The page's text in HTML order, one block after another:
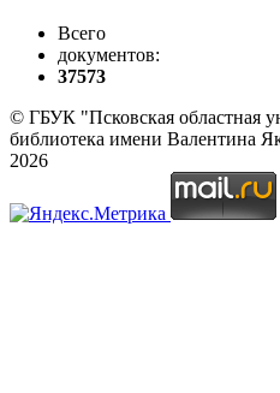
Всего
документов:
37573
© ГБУК "Псковская областная
библиотека имени Валентина
2026